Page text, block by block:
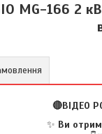
MG-166 2
🔴ВІДЕО
✨ Ви